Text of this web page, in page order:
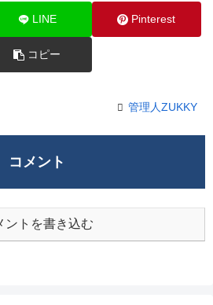
LINE Pinterest
コピー
管理人ZUKKY
コメント
ントを書き込む